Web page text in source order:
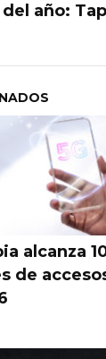
año:
alcanza
de